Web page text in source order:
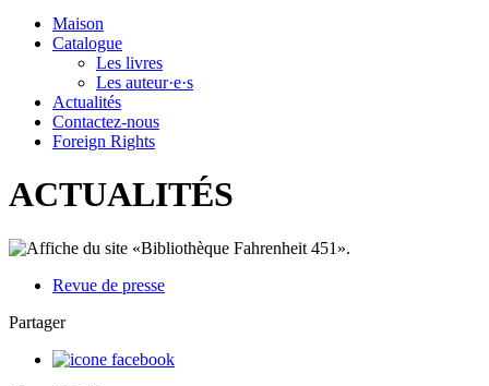
Maison
Catalogue
Les livres
Les auteur·e·s
Actualités
Contactez-nous
Foreign Rights
ACTUALITÉS
Revue de presse
Partager